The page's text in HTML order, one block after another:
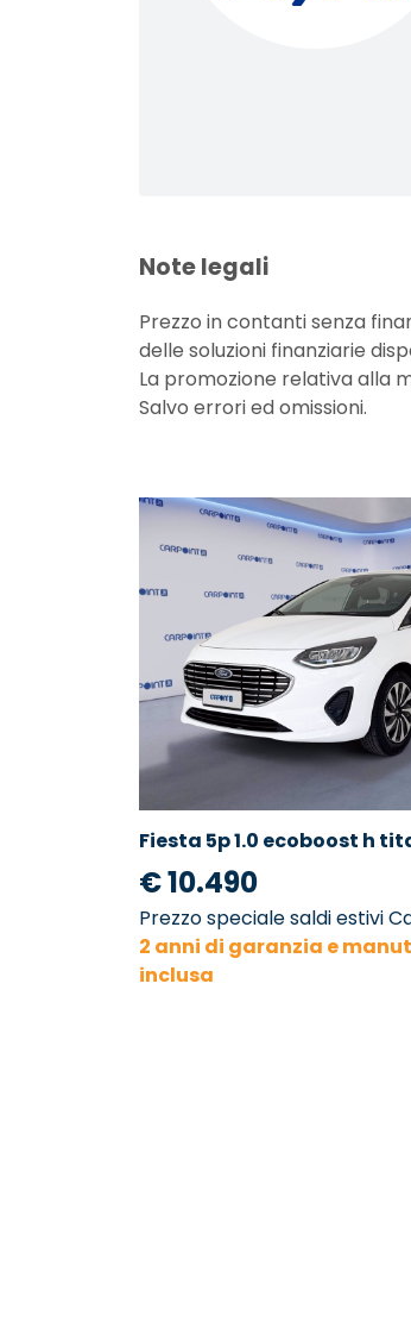
Note legali
Prezzo in contanti senza
delle soluzioni finanziarie
La promozione relativa alla
Salvo errori ed omissioni.
Fiesta 5p 1.0 ecoboost h
€ 10.490
Prezzo speciale saldi estivi
2 anni di garanzia e
inclusa